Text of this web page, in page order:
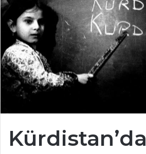
Kürdistan’da